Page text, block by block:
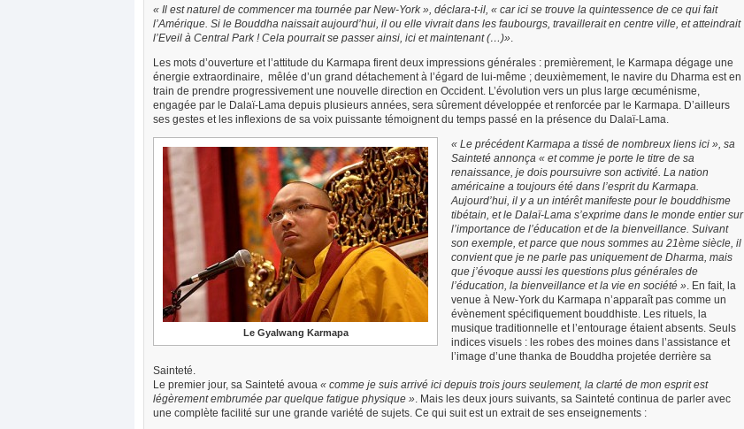
« Il est naturel de commencer ma tournée par New-York », déclara-t-il, « car ici se trouve la quintessence de ce qui fait
l’Amérique. Si le Bouddha naissait aujourd’hui, il ou elle vivrait dans les faubourgs, travaillerait en centre ville, et atteindrait
l’Eveil à Central Park ! Cela pourrait se passer ainsi, ici et maintenant (…)»
Les mots d’ouverture et l’attitude du Karmapa firent deux impressions générales : premièrement, le Karmapa dégage une
énergie extraordinaire, mêlée d’un grand détachement à l’égard de lui-même ; deuxièmement, le navire du Dharma est en
train de prendre progressivement une nouvelle direction en Occident. L’évolution vers un plus large œcuménisme,
engagée par le Dalaï-Lama depuis plusieurs années, sera sûrement développée et renforcée par le Karmapa. D’ailleurs
ses gestes et les inflexions de sa voix puissante témoignent du temps passé en la présence du Dalaï-Lama.
Le Gyalwang Karmapa
« Le précédent Karmapa a tissé de nombreux liens ici », sa
Sainteté annonça « et comme je porte le titre de sa
renaissance, je dois poursuivre son activité. La nation
américaine a toujours été dans l’esprit du Karmapa.
Aujourd’hui, il y a un intérêt manifeste pour le bouddhisme
tibétain, et le Dalaï-Lama s’exprime dans le monde entier sur
l’importance de l’éducation et de la bienveillance. Suivant
son exemple, et parce que nous sommes au 21ème siècle, il
convient que je ne parle pas uniquement de Dharma, mais
que j’évoque aussi les questions plus générales de
l’éducation, la bienveillance et la vie en société » . En fait, la
venue à New-York du Karmapa n’apparaît pas comme un
évènement spécifiquement bouddhiste. Les rituels, la
musique traditionnelle et l’entourage étaient absents. Seuls
indices visuels : les robes des moines dans l’assistance et
l’image d’une thanka de Bouddha projetée derrière sa
Sainteté.
Le premier jour, sa Sainteté avoua « comme je suis arrivé ici depuis trois jours seulement, la clarté de mon esprit est
légèrement embrumée par quelque fatigue physique » . Mais les deux jours suivants, sa Sainteté continua de parler avec
une complète facilité sur une grande variété de sujets. Ce qui suit est un extrait de ses enseignements :